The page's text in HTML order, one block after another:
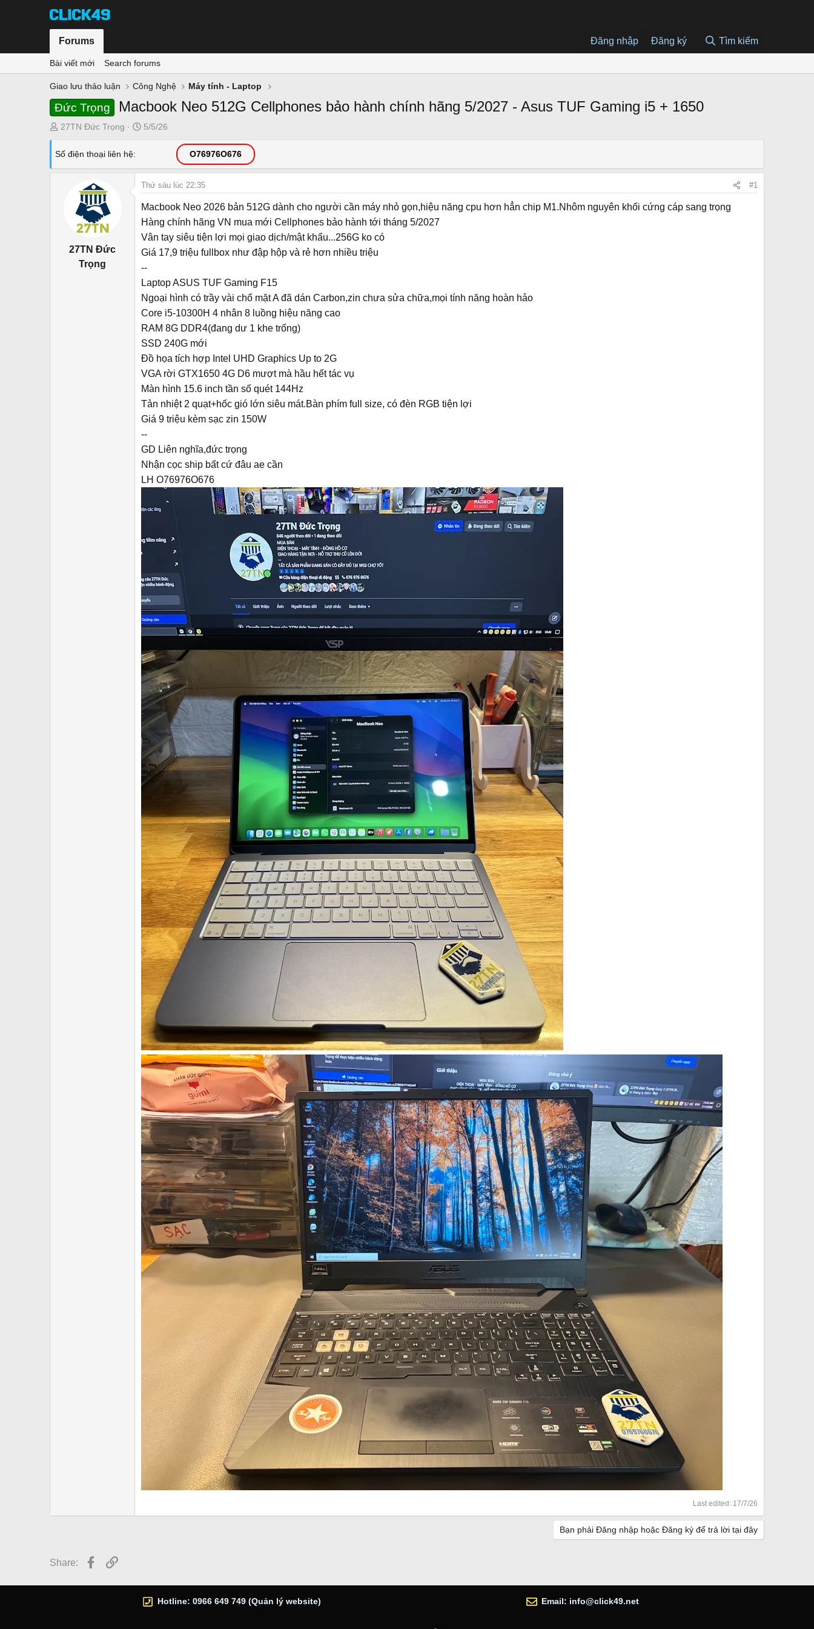
Forums Đăng nhập Đăng ký Tìm kiếm
Bài viết mới Search forums
Giao lưu thảo luận Công Nghệ Máy tính - Laptop
Đức Trọng Macbook Neo 512G Cellphones bảo hành chính hãng 5/2027 - Asus TUF Gaming i5 + 1650
T
r
27TN Đức Trọng
N
ử
i
5/5/26
Số điện thoại liên hệ O76976O676
27TN Đức
Trọng
Thứ sáu lúc 22:35 #1
Macbook Neo 2026 bản 512G dành cho người cần máy nhỏ gọn,hiệu năng cpu hơn hẳn chip M1.Nhôm nguyên khối cứng cáp sang trọng
Hàng chính hãng VN mua mới Cellphones bảo hành tới tháng 5/2027
Vân tay siêu tiện lợi mọi giao dịch/mật khẩu...256G ko có
Giá 17,9 triệu fullbox như đập hộp và rẻ hơn nhiều triệu
--
Laptop ASUS TUF Gaming F15
Ngoại hình có trầy vài chổ mặt A đã dán Carbon,zin chưa sửa chữa,mọi tính năng hoàn hảo
Core i5-10300H 4 nhân 8 luồng hiệu năng cao
RAM 8G DDR4(đang dư 1 khe trống)
SSD 240G mới
Đồ họa tích hợp Intel UHD Graphics Up to 2G
VGA rời GTX1650 4G D6 mượt mà hầu hết tác vụ
Màn hình 15.6 inch tần số quét 144Hz
Tản nhiệt 2 quạt+hốc gió lớn siêu mát.Bàn phím full size, có đèn RGB tiện lợi
Giá 9 triệu kèm sạc zin 150W
--
GD Liên nghĩa,đức trọng
Nhận cọc ship bất cứ đâu ae cần
LH O76976O676
Last edited: 17/7/26
Bạn phải Đăng nhập hoặc Đăng ký để trả lời tại đây
Share: Facebook
Link
Hotline: 0966 649 749 (Quản lý website) Email: info@click49.net